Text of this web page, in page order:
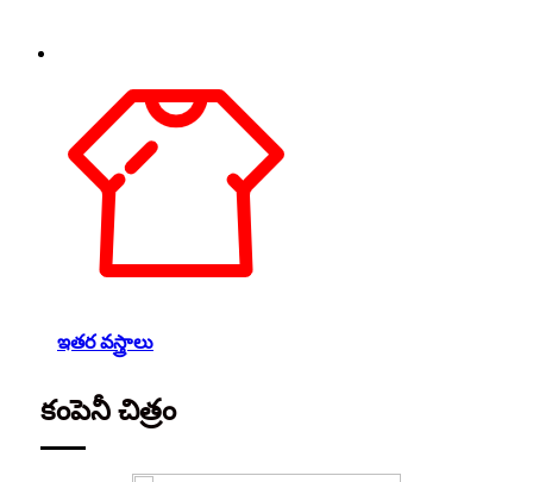
ఇతర వస్త్రాలు
కంపెనీ చిత్రం